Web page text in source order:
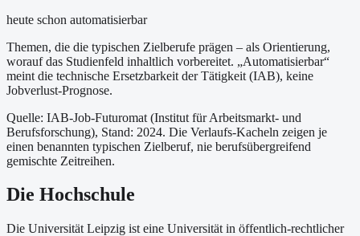
heute schon automatisierbar
Themen, die die typischen Zielberufe prägen – als Orientierung,
worauf das Studienfeld inhaltlich vorbereitet. „Automatisierbar“
meint die technische Ersetzbarkeit der Tätigkeit (IAB), keine
Jobverlust-Prognose.
Quelle: IAB-Job-Futuromat (Institut für Arbeitsmarkt- und
Berufsforschung), Stand: 2024. Die Verlaufs-Kacheln zeigen je
einen benannten typischen Zielberuf, nie berufsübergreifend
gemischte Zeitreihen.
Die Hochschule
Die Universität Leipzig ist eine Universität in öffentlich-rechtlicher